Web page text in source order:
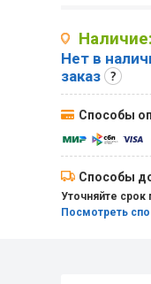
Наличие:
Нет в
заказ
Способы
Способы
Уточняйте срок
Посмотреть